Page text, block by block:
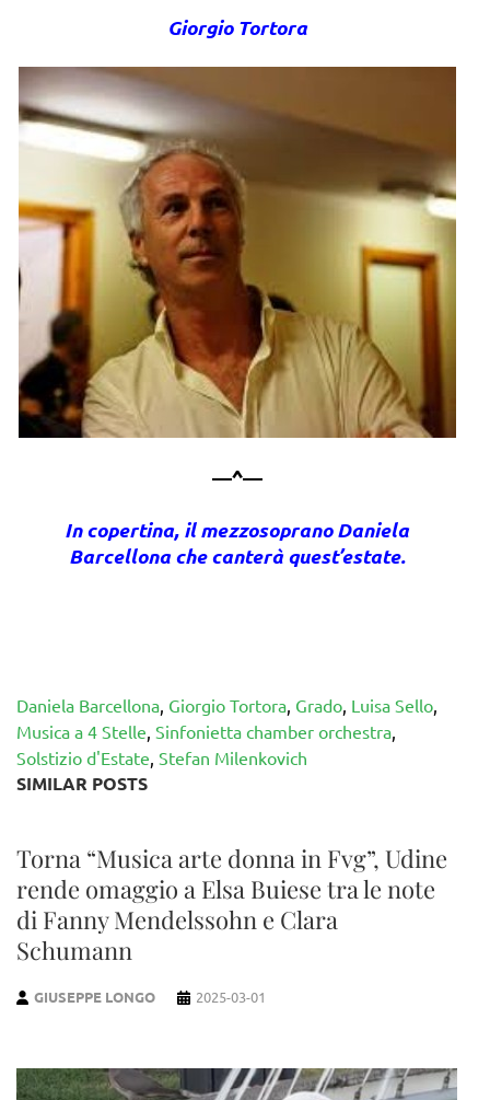
Giorgio Tortora
—^—
In copertina, il mezzosoprano Daniela
Barcellona che canterà quest’estate.
Daniela Barcellona, Giorgio Tortora, Grado, Luisa Sello,
Musica a 4 Stelle, Sinfonietta chamber orchestra,
Solstizio d'Estate, Stefan Milenkovich
SIMILAR POSTS
Torna “Musica arte donna in Fvg”, Udine
rende omaggio a Elsa Buiese tra le note
di Fanny Mendelssohn e Clara
Schumann
GIUSEPPE LONGO 2025-03-01